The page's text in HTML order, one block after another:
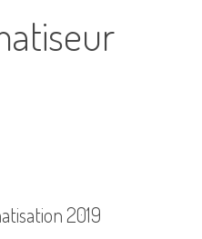
2019